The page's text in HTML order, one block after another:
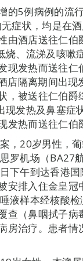
的5例病例的流
症状，均是在
由酒店送往仁伯
烧、流涕及咳嗽
现发热而送往仁
店隔离期间出现
，被送往仁伯爵
现发热及鼻塞症
发热而送往仁伯
，20岁男性，
罗机场（BA27
下午到达香港
安排入住金皇冠
液样本经核酸
查（鼻咽拭子病
房治疗。患者情